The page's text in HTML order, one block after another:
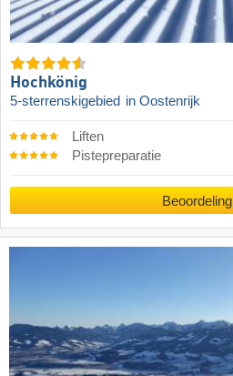
Hochkönig
5-sterrenskigebied in Oostenrijk
Liften
Pistepreparatie
Beoordeling